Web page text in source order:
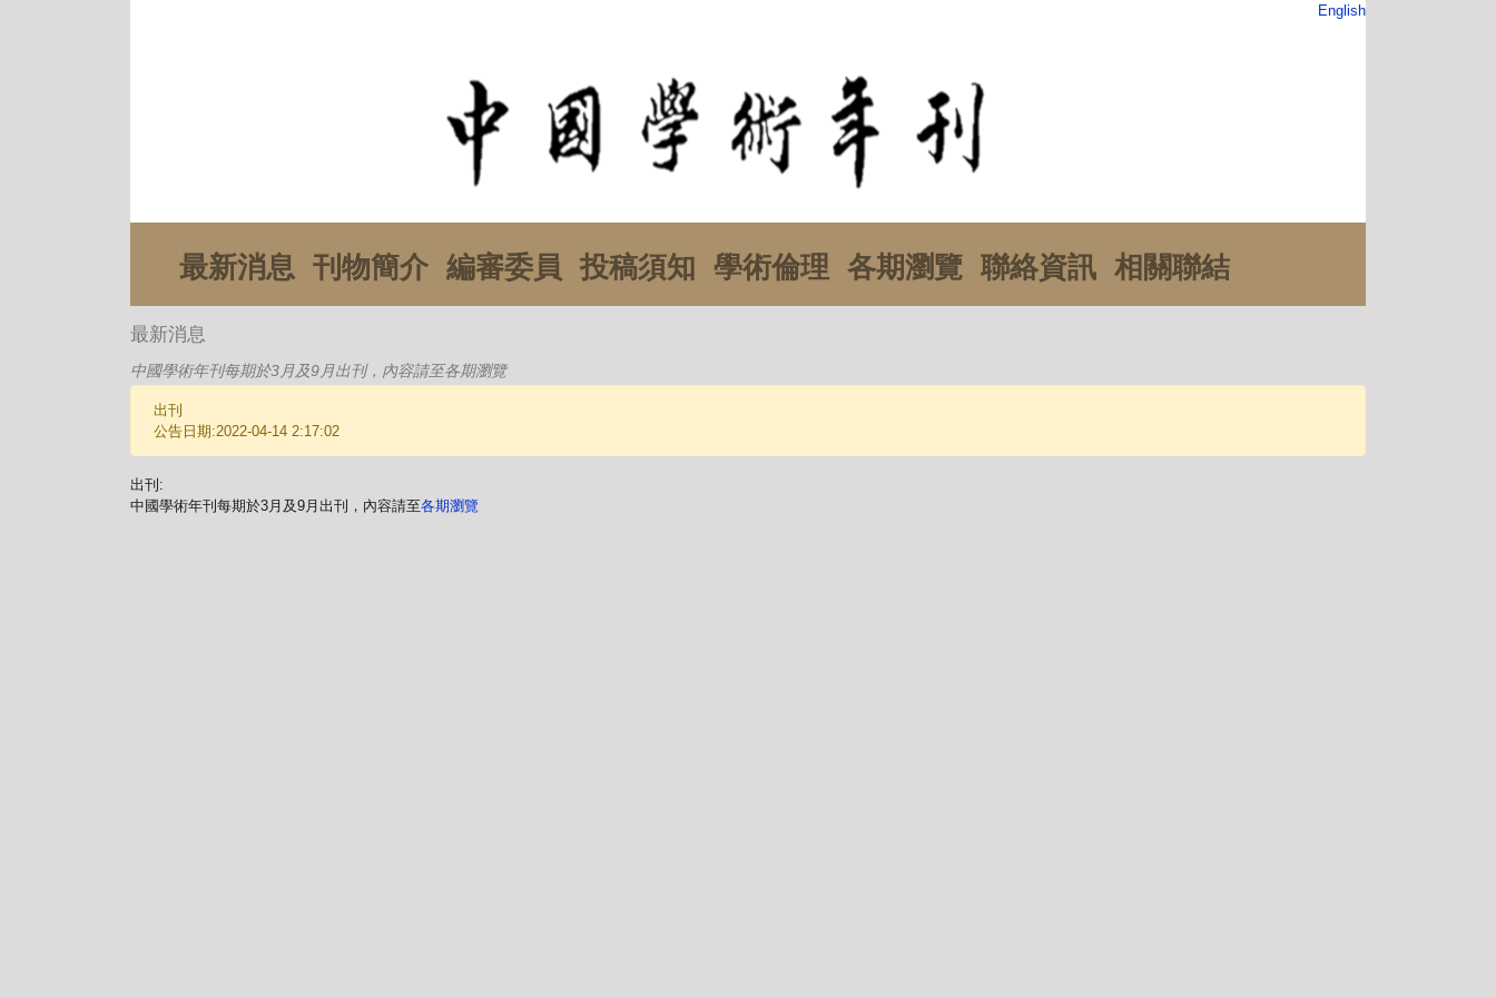
English
最新消息 刊物簡介 編審委員 投稿須知 學術倫理 各期瀏覽 聯絡資訊 相關聯結
最新消息
中國學術年刊每期於3月及9月出刊，內容請至各期瀏覽
出刊
公告日期:2022-04-14 2:17:02
出刊:
中國學術年刊每期於3月及9月出刊，內容請至各期瀏覽